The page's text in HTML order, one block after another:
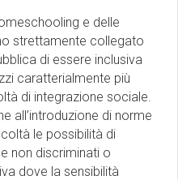
e delle
strettamente collegato
di essere inclusiva
caratterialmente più
di integrazione sociale.
all’introduzione di norme
le possibilità di
non discriminati o
dove la sensibilità